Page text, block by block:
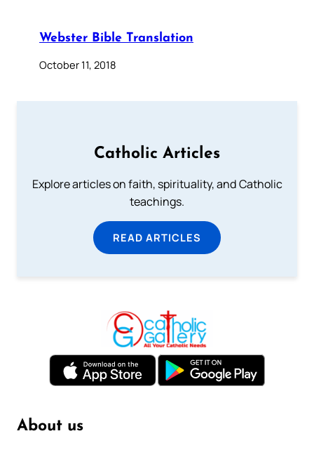
Webster Bible Translation
October 11, 2018
Catholic Articles
Explore articles on faith, spirituality, and Catholic
teachings.
READ ARTICLES
About us